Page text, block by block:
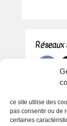
ce site utilise des
pas consentir ou de
certaines